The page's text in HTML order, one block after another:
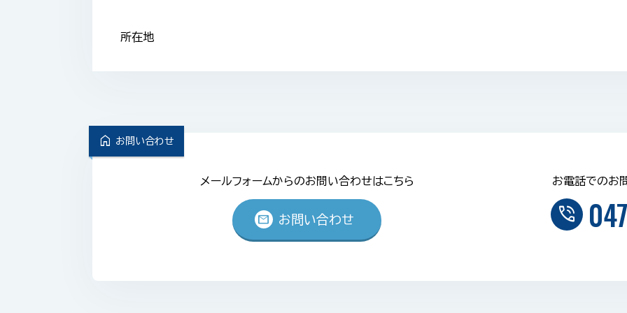
所在地
home お問い合わせ
メールフォームからのお問い合わせはこちら
mail お問い合わせ
お電話でのお
phone_in_talk